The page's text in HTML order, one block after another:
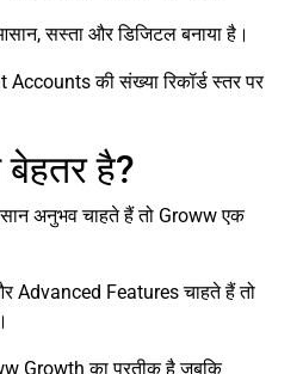
सस्ता और डिजिटल बनाया है।
की संख्या रिकॉर्ड स्तर पर
है?
अनुभव चाहते हैं तो Groww एक
Advanced Features चाहते हैं तो
Growth का प्रतीक है जबकि